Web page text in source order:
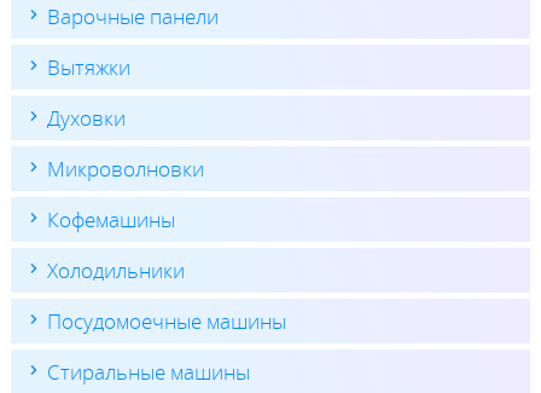
Варочные панели
Вытяжки
Духовки
Микроволновки
Кофемашины
Холодильники
Посудомоечные машины
Стиральные машины